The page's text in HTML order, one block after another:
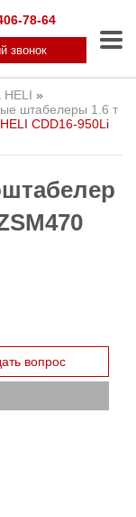
78-64
звонок
HELI »
штабелеры 1.6 т
CDD16-950Li
вопрос